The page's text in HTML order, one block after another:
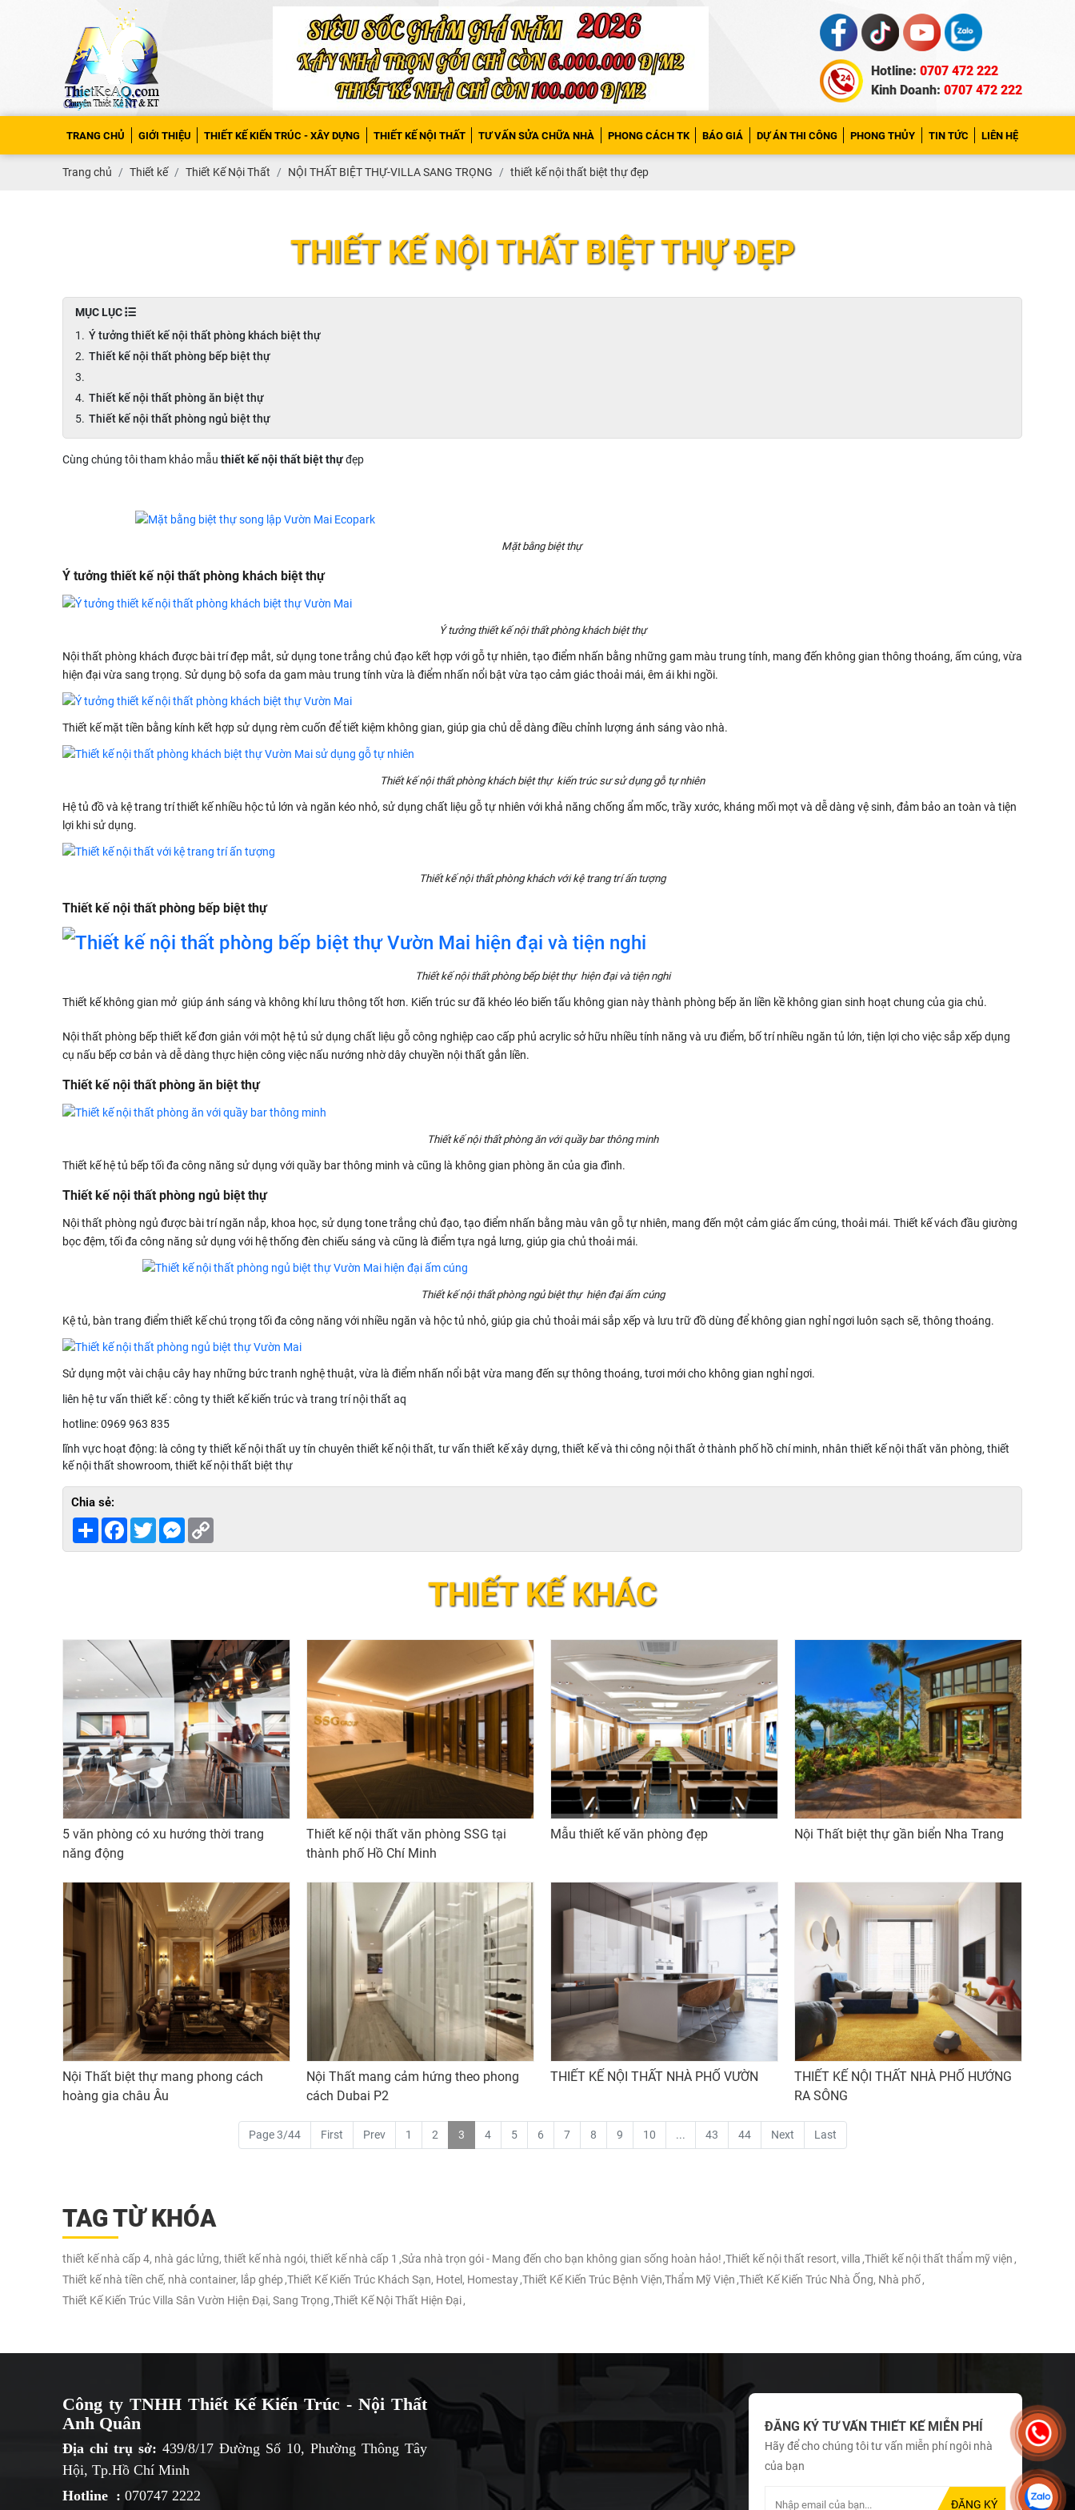
Hotline: 0707 472 222
Kinh Doanh: 0707 472 222
TRANG CHỦ GIỚI THIỆU THIẾT KẾ KIẾN TRÚC - XÂY DỰNG THIẾT KẾ NỘI THẤT TƯ VẤN SỬA CHỮA NHÀ PHONG CÁCH TK BÁO GIÁ DỰ ÁN THI CÔNG PHONG THỦY TIN TỨC LIÊN HỆ
Trang chủ Thiết kế Thiết Kế Nội Thất NỘI THẤT BIỆT THỰ-VILLA SANG TRỌNG thiết kế nội thất biệt thự đẹp
THIẾT KẾ NỘI THẤT BIỆT THỰ ĐẸP
MỤC LỤC
Ý tưởng thiết kế nội thất phòng khách biệt thự
Thiết kế nội thất phòng bếp biệt thự
Thiết kế nội thất phòng ăn biệt thự
Thiết kế nội thất phòng ngủ biệt thự
Cùng chúng tôi tham khảo mẫu thiết kế nội thất biệt thựđẹp
Mặt bằng biệt thự
Ý tưởng thiết kế nội thất phòng khách biệt thự
Ý tưởng thiết kế nội thất phòng khách biệt thự
Nội thất phòng khách được bài trí đẹp mắt, sử dụng tone trắng chủ đạo kết hợp với gỗ tự nhiên, tạo điểm nhấn bằng những gam màu trung tính, mang đến không gian thông thoáng, ấm cúng, vừa
hiện đại vừa sang trọng. Sử dụng bộ sofa da gam màu trung tính vừa là điểm nhấn nổi bật vừa tạo cảm giác thoải mái, êm ái khi ngồi.
Thiết kế mặt tiền bằng kính kết hợp sử dụng rèm cuốn để tiết kiệm không gian, giúp gia chủ dễ dàng điều chỉnh lượng ánh sáng vào nhà.
Thiết kế nội thất phòng khách biệt thự kiến trúc sư sử dụng gỗ tự nhiên
Hệ tủ đồ và kệ trang trí thiết kế nhiều hộc tủ lớn và ngăn kéo nhỏ, sử dụng chất liệu gỗ tự nhiên với khả năng chống ẩm mốc, trầy xước, kháng mối mọt và dễ dàng vệ sinh, đảm bảo an toàn và tiện
lợi khi sử dụng.
Thiết kế nội thất phòng khách với kệ trang trí ấn tượng
Thiết kế nội thất phòng bếp biệt thự
Thiết kế nội thất phòng bếp biệt thự hiện đại và tiện nghi
Thiết kế không gian mở giúp ánh sáng và không khí lưu thông tốt hơn. Kiến trúc sư đã khéo léo biến tấu không gian này thành phòng bếp ăn liền kề không gian sinh hoạt chung của gia chủ.
Nội thất phòng bếp thiết kế đơn giản với một hệ tủ sử dụng chất liệu gỗ công nghiệp cao cấp phủ acrylic sở hữu nhiều tính năng và ưu điểm, bố trí nhiều ngăn tủ lớn, tiện lợi cho việc sắp xếp dụng
cụ nấu bếp cơ bản và dễ dàng thực hiện công việc nấu nướng nhờ dây chuyền nội thất gắn liền.
Thiết kế nội thất phòng ăn biệt thự
Thiết kế nội thất phòng ăn với quầy bar thông minh
Thiết kế hệ tủ bếp tối đa công năng sử dụng với quầy bar thông minh và cũng là không gian phòng ăn của gia đình.
Thiết kế nội thất phòng ngủ biệt thự
Nội thất phòng ngủ được bài trí ngăn nắp, khoa học, sử dụng tone trắng chủ đạo, tạo điểm nhấn bằng màu vân gỗ tự nhiên, mang đến một cảm giác ấm cúng, thoải mái. Thiết kế vách đầu giường
bọc đệm, tối đa công năng sử dụng với hệ thống đèn chiếu sáng và cũng là điểm tựa ngả lưng, giúp gia chủ thoải mái.
Thiết kế nội thất phòng ngủ biệt thự hiện đại ấm cúng
Kệ tủ, bàn trang điểm thiết kế chú trọng tối đa công năng với nhiều ngăn và hộc tủ nhỏ, giúp gia chủ thoải mái sắp xếp và lưu trữ đồ dùng để không gian nghỉ ngơi luôn sạch sẽ, thông thoáng.
Sử dụng một vài chậu cây hay những bức tranh nghệ thuật, vừa là điểm nhấn nổi bật vừa mang đến sự thông thoáng, tươi mới cho không gian nghỉ ngơi.
liên hệ tư vấn thiết kế : công ty thiết kế kiến trúc và trang trí nội thất aq
hotline: 0969 963 835
lĩnh vực hoạt động: là công ty thiết kế nội thất uy tín chuyên thiết kế nội thất, tư vấn thiết kế xây dựng, thiết kế và thi công nội thất ở thành phố hồ chí minh, nhân thiết kế nội thất văn phòng, thiết
kế nội thất showroom, thiết kế nội thất biệt thự
Chia sẻ:
Share Facebook
TwitterMessenger
THIẾT KẾ KHÁC
5 văn phòng có xu hướng thời trang
năng động
Thiết kế nội thất văn phòng SSG tại
thành phố Hồ Chí Minh
Mẫu thiết kế văn phòng đẹp Nội Thất biệt thự gần biển Nha Trang
Nội Thất biệt thự mang phong cách
hoàng gia châu Âu
Nội Thất mang cảm hứng theo phong
cách Dubai P2
THIẾT KẾ NỘI THẤT NHÀ PHỐ VƯỜN
THIẾT KẾ NỘI THẤT NHÀ PHỐ HƯỚNG
RA SÔNG
Page 3/44 First Prev 1 2 3 4 5 6 7 8 9 10 ... 43 44 Next Last
TAG TỪ KHÓA
thiết kế nhà cấp 4, nhà gác lửng, thiết kế nhà ngói, thiết kế nhà cấp 1 ,Sửa nhà trọn gói - Mang đến cho bạn không gian sống hoàn hảo! ,Thiết kế nội thất resort, villa ,Thiết kế nội thất thẩm mỹ viện ,
Thiết kế nhà tiền chế, nhà container, lắp ghép ,Thiết Kế Kiến Trúc Khách Sạn, Hotel, Homestay,Thiết Kế Kiến Trúc Bệnh Viện,Thẩm Mỹ Viện ,Thiết Kế Kiến Trúc Nhà Ống, Nhà phố,
Thiết Kế Kiến Trúc Villa Sân Vườn Hiện Đại, Sang Trọng ,Thiết Kế Nội Thất Hiện Đại,
Công ty TNHH Thiết Kế Kiến Trúc - Nội Thất
Anh Quân
Địa chỉ trụ sở: 439/8/17 Đường Số 10, Phường Thông Tây
Hội, Tp.Hồ Chí Minh
Hotline : 070747 2222
ĐĂNG KÝ TƯ VẤN THIẾT KẾ MIỄN PHÍ
Hãy để cho chúng tôi tư vấn miễn phí ngôi nhà
của bạn